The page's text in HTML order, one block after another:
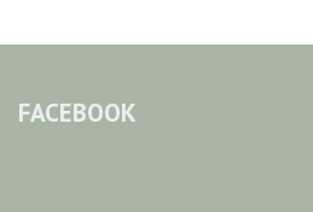
FACEBOOK